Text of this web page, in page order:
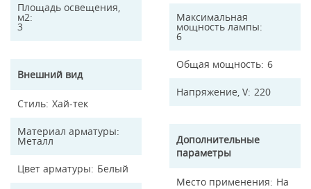
Площадь освещения,
м2
3
Внешний вид
Стиль Хай-тек
Материал арматуры
Металл
Цвет арматуры Белый
Максимальная
мощность лампы
6
Общая мощность 6
Напряжение, V 220
Дополнительные
параметры
Место применения На